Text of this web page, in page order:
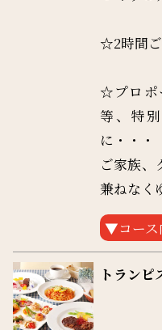
☆2時間
☆プロポ
等、特
に・・・
ご家族、
兼ねなく
詳しくは
さい。
トランピ